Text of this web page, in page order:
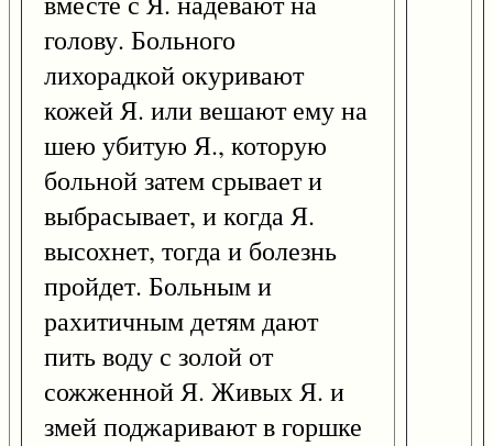
голову. Больного
лихорадкой окуривают
кожей Я. или вешают ему на
шею убитую Я., которую
больной затем срывает и
выбрасывает, и когда Я.
высохнет, тогда и болезнь
пройдет. Больным и
рахитичным детям дают
пить воду с золой от
сожженной Я. Живых Я. и
змей поджаривают в горшке